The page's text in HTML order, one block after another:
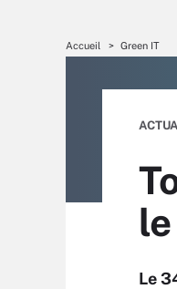
Accueil Green IT
Le